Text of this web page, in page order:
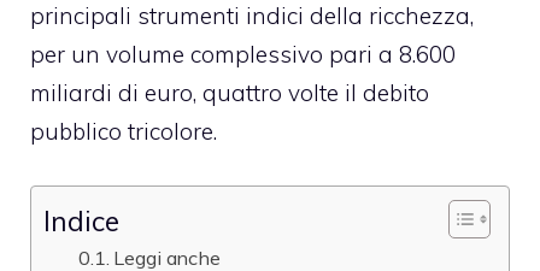
principali strumenti indici della ricchezza,
per un volume complessivo pari a 8.600
miliardi di euro, quattro volte il debito
pubblico tricolore.
Indice
Leggi anche